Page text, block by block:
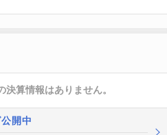
算情報はありません。
開中